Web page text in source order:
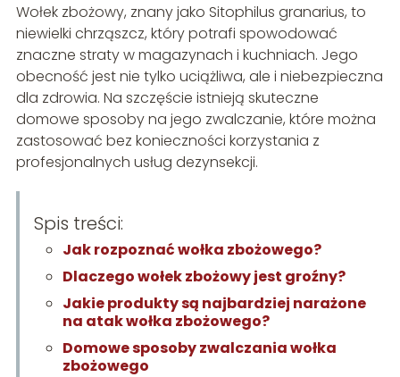
Wołek zbożowy, znany jako Sitophilus granarius, to
niewielki chrząszcz, który potrafi spowodować
znaczne straty w magazynach i kuchniach. Jego
obecność jest nie tylko uciążliwa, ale i niebezpieczna
dla zdrowia. Na szczęście istnieją skuteczne
domowe sposoby na jego zwalczanie, które można
zastosować bez konieczności korzystania z
profesjonalnych usług dezynsekcji.
Spis treści:
Jak rozpoznać wołka zbożowego?
Dlaczego wołek zbożowy jest groźny?
Jakie produkty są najbardziej narażone
na atak wołka zbożowego?
Domowe sposoby zwalczania wołka
zbożowego